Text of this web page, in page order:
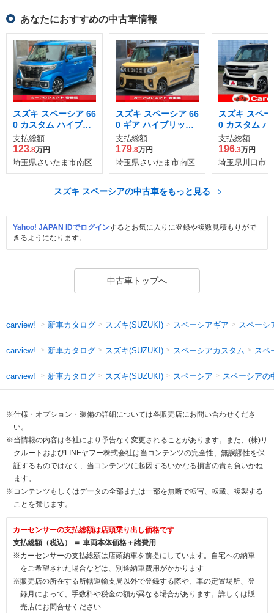
あなたにおすすめの中古車情報
スズキ スペーシア 66
0 カスタム ハイブリ
ッド XSターボ
支払総額
123.8万円
埼玉県さいたま市南区
スズキ スペーシア 66
0 ギア ハイブリッド
XZターボ
支払総額
179.8万円
埼玉県さいたま市南区
スズキ スペ
0 カスタム ハ
ッド XS
支払総額
196.3万円
埼玉県川口市
スズキ スペーシアの中古車をもっと見る
Yahoo! JAPAN IDでログインするとお気に入りに登録や複数見積もりがで
きるようになります。
中古車トップへ
carview! 新車カタログ スズキ(SUZUKI) スペーシアギア スペーシ
carview! 新車カタログ スズキ(SUZUKI) スペーシアカスタム スペ
carview! 新車カタログ スズキ(SUZUKI) スペーシア スペーシアの
※仕様・オプション・装備の詳細については各販売店にお問い合わせくださ
い。
※当情報の内容は各社により予告なく変更されることがあります。また、(株)リ
クルートおよびLINEヤフー株式会社は当コンテンツの完全性、無誤謬性を保
証するものではなく、当コンテンツに起因するいかなる損害の責も負いかね
ます。
※コンテンツもしくはデータの全部または一部を無断で転写、転載、複製する
ことを禁じます。
カーセンサーの支払総額は店頭乗り出し価格です
支払総額（税込） ＝ 車両本体価格＋諸費用
※カーセンサーの支払総額は店頭納車を前提にしています。自宅への納車
をご希望された場合などは、別途納車費用がかかります
※販売店の所在する所轄運輸支局以外で登録する際や、車の定置場所、登
録月によって、手数料や税金の額が異なる場合があります。詳しくは販
売店にお問合せください